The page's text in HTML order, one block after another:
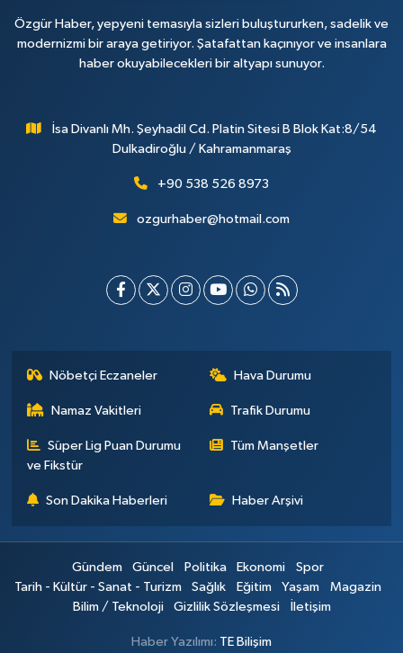
Özgür Haber, yepyeni temasıyla sizleri buluştururken, sadelik ve
modernizmi bir araya getiriyor. Şatafattan kaçınıyor ve insanlara
haber okuyabilecekleri bir altyapı sunuyor.
İsa Divanlı Mh. Şeyhadil Cd. Platin Sitesi B Blok Kat:8/54
Dulkadiroğlu / Kahramanmaraş
+90 538 526 8973
ozgurhaber@hotmail.com
Nöbetçi Eczaneler Hava Durumu
Namaz Vakitleri Trafik Durumu
Süper Lig Puan Durumu
ve Fikstür
Tüm Manşetler
Son Dakika Haberleri Haber Arşivi
Gündem Güncel Politika Ekonomi
Spor
Tarih - Kültür - Sanat - Turizm
Sağlık Eğitim Yaşam
Magazin
Bilim / Teknoloji
Gizlilik Sözleşmesi İletişim
Haber Yazılımı: TE Bilişim